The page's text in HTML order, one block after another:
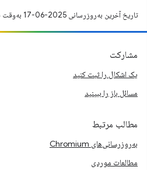
تاریخ آخرین به‌روزرسانی 2025-06-17 به‌وقت ساعت هماهنگ جهانی.
مشارکت
یک اشکال را ثبت کنید
مسائل باز را ببینید
مطالب مرتبط
به‌روزرسانی‌های Chromium
مطالعات موردی